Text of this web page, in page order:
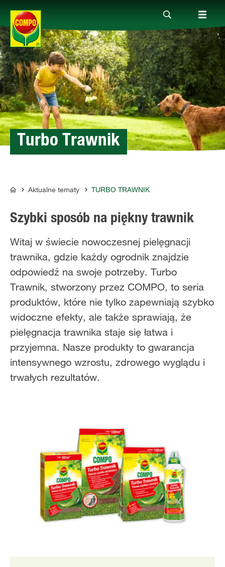
Produkty
Porady
Aktualne tematy
Turbo Trawnik
COMPO
Aktualne tematy TURBO TRAWNIK
Szybki sposób na piękny trawnik
Witaj w świecie nowoczesnej pielęgnacji
trawnika, gdzie każdy ogrodnik znajdzie
odpowiedź na swoje potrzeby. Turbo
Trawnik, stworzony przez COMPO, to seria
produktów, które nie tylko zapewniają szybko
widoczne efekty, ale także sprawiają, że
pielęgnacja trawnika staje się łatwa i
przyjemna. Nasze produkty to gwarancja
intensywnego wzrostu, zdrowego wyglądu i
trwałych rezultatów.